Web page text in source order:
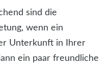
sind die
wenn ein
Unterkunft in Ihrer
ein paar freundliche